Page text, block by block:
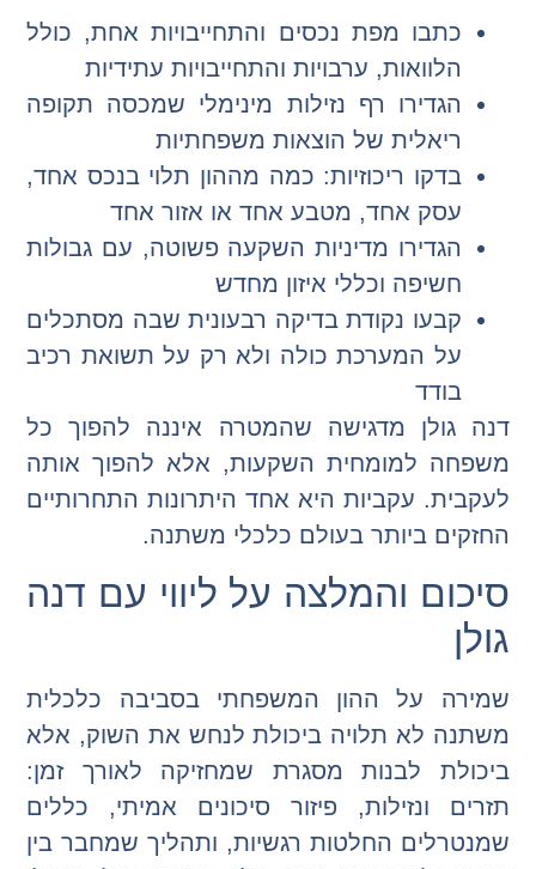
כתבו מפת נכסים והתחייבויות אחת, כולל
הלוואות, ערבויות והתחייבויות עתידיות
הגדירו רף נזילות מינימלי שמכסה תקופה
ריאלית של הוצאות משפחתיות
בדקו ריכוזיות: כמה מההון תלוי בנכס אחד,
עסק אחד, מטבע אחד או אזור אחד
הגדירו מדיניות השקעה פשוטה, עם גבולות
חשיפה וכללי איזון מחדש
קבעו נקודת בדיקה רבעונית שבה מסתכלים
על המערכת כולה ולא רק על תשואת רכיב
בודד
דנה גולן מדגישה שהמטרה איננה להפוך כל
משפחה למומחית השקעות, אלא להפוך אותה
לעקבית. עקביות היא אחד היתרונות התחרותיים
החזקים ביותר בעולם כלכלי משתנה.
סיכום והמלצה על ליווי עם דנה
גולן
שמירה על ההון המשפחתי בסביבה כלכלית
משתנה לא תלויה ביכולת לנחש את השוק, אלא
ביכולת לבנות מסגרת שמחזיקה לאורך זמן:
תזרים ונזילות, פיזור סיכונים אמיתי, כללים
שמנטרלים החלטות רגשיות, ותהליך שמחבר בין